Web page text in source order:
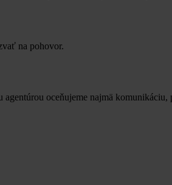
na pohovor.
oceňujeme najmä